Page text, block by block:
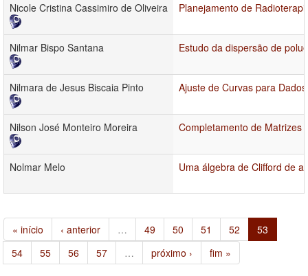
Nicole Cristina Cassimiro de Oliveira Planejamento de
Nilmar Bispo Santana Estudo da dispersão de
Nilmara de Jesus Biscaia Pinto Ajuste de Curvas para
Nilson José Monteiro Moreira Completamento de Matrizes
Nolmar Melo Uma álgebra de Clifford de
« início ‹ anterior … 49 50 51 52
53
54
55 56 57 … próximo › fim »